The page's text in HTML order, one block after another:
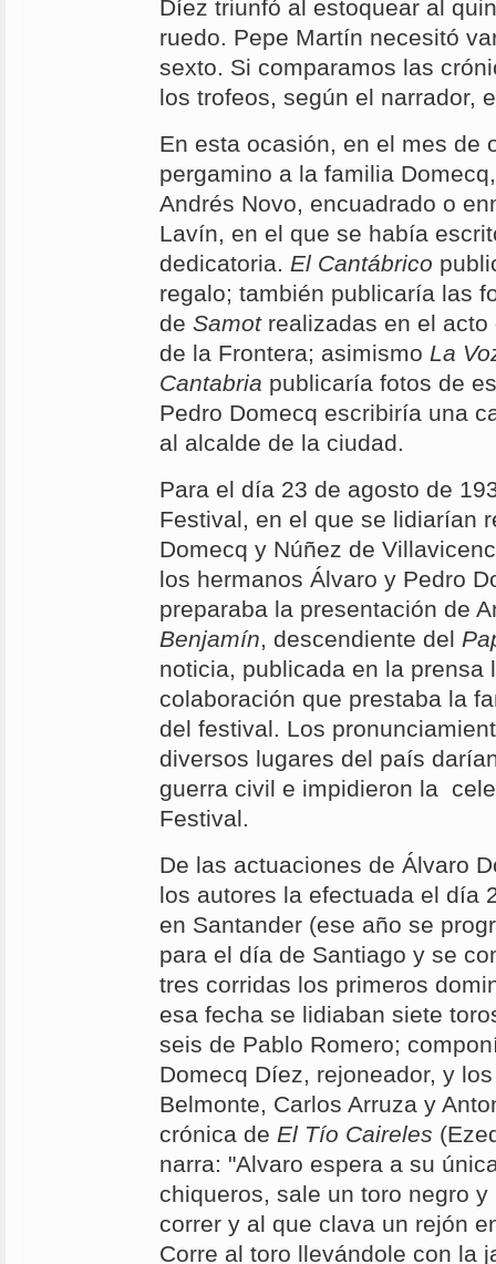
Díez triunfó al estoquear al
ruedo. Pepe Martín necesitó
sexto. Si comparamos las
los trofeos, según el narrador,
En esta ocasión, en el mes de
pergamino a la familia
Andrés Novo, encuadrado o
Lavín, en el que se había
dedicatoria. El Cantábrico
regalo; también publicaría las
de Samotrealizadas en el acto
de la Frontera; asimismo La
Cantabria publicaría fotos de
Pedro Domecq escribiría una
al alcalde de la ciudad.
Para el día 23 de agosto de
Festival, en el que se lidiarían
Domecq y Núñez de
los hermanos Álvaro y Pedro
preparaba la presentación de
Benjamín, descendiente del
noticia, publicada en la prensa
colaboración que prestaba la
del festival. Los
diversos lugares del país
guerra civil e impidieron la
Festival.
De las actuaciones de Álvaro
los autores la efectuada el día
en Santander (ese año se
para el día de Santiago y se
tres corridas los primeros
esa fecha se lidiaban siete
seis de Pablo Romero;
Domecq Díez, rejoneador, y
Belmonte, Carlos Arruza y
crónica de El Tío Caireles
narra: "Alvaro espera a su
chiqueros, sale un toro negro
correr y al que clava un rejón
Corre al toro llevándole con la